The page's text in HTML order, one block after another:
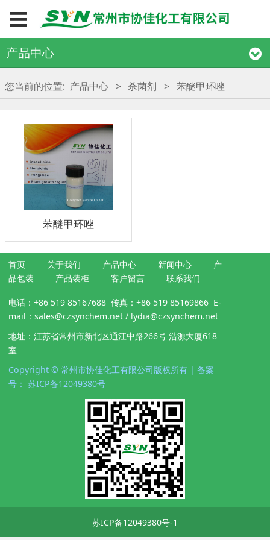
产品中心
您当前的位置: 产品中心 > 杀菌剂 > 苯醚甲环唑
苯醚甲环唑
首页 关于我们 产品中心 新闻中心
产
品包装
产品装柜 客户留言 联系我们
电话：+86 519 85167688 传真：+86 519 85169866 E-
mail：sales@czsynchem.net / lydia@czsynchem.net
地址：江苏省常州市新北区通江中路266号 浩源大厦618
室
Copyright © 常州市协佳化工有限公司版权所有 | 备案
号： 苏ICP备12049380号
苏ICP备12049380号-1